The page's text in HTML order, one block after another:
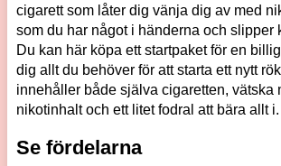
cigarett som låter dig vänja dig av med
som du har något i händerna och slipper
Du kan här köpa ett startpaket för en
dig allt du behöver för att starta ett nytt
innehåller både själva cigaretten, vätska
nikotinhalt och ett litet fodral att bära allt i.
Se fördelarna